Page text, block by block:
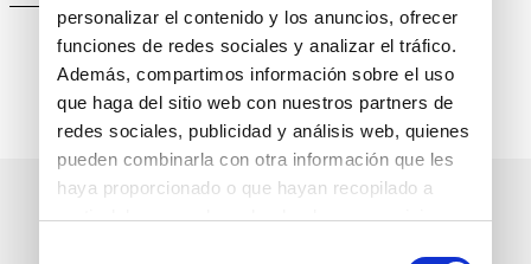
personalizar el contenido y los anuncios, ofrecer
funciones de redes sociales y analizar el tráfico.
Además, compartimos información sobre el uso
que haga del sitio web con nuestros partners de
redes sociales, publicidad y análisis web, quienes
pueden combinarla con otra información que les
haya proporcionado o que hayan recopilado a
partir del uso que haya hecho de sus servicios.
Suscríbete a nuestro boletín